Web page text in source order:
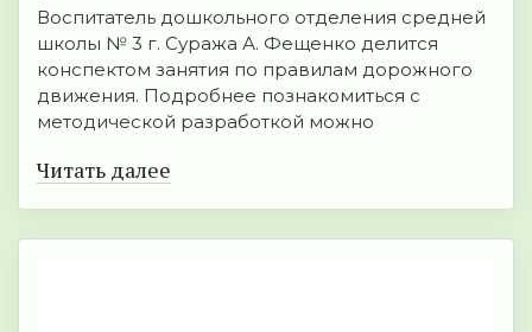
Воспитатель дошкольного отделения средней
школы № 3 г. Суража А. Фещенко делится
конспектом занятия по правилам дорожного
движения. Подробнее познакомиться с
методической разработкой можно
Читать далее